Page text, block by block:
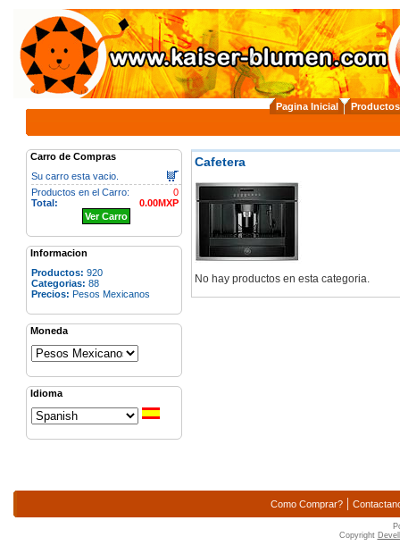
Pagina Inicial Productos
Carro de Compras
Su carro esta vacio.
0
Productos en el Carro:
0.00MXP
Total:
Ver Carro
Informacion
Productos: 920
Categorias: 88
Precios: Pesos Mexicanos
Moneda
Idioma
Cafetera
No hay productos en esta categoria.
Como Comprar? |
Copyright